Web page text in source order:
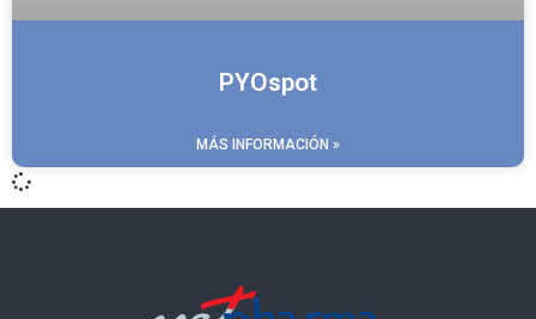
PYOspot
MÁS INFORMACIÓN »